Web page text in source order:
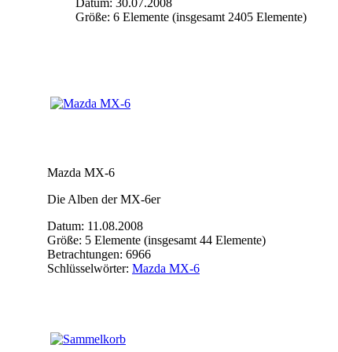
Datum: 30.07.2008
Größe: 6 Elemente (insgesamt 2405 Elemente)
Mazda MX-6
Die Alben der MX-6er
Datum: 11.08.2008
Größe: 5 Elemente (insgesamt 44 Elemente)
Betrachtungen: 6966
Schlüsselwörter: Mazda MX-6